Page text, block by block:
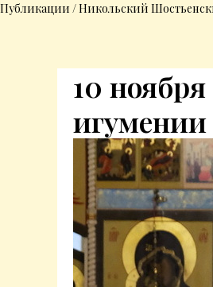
Публикации / Никольский
10